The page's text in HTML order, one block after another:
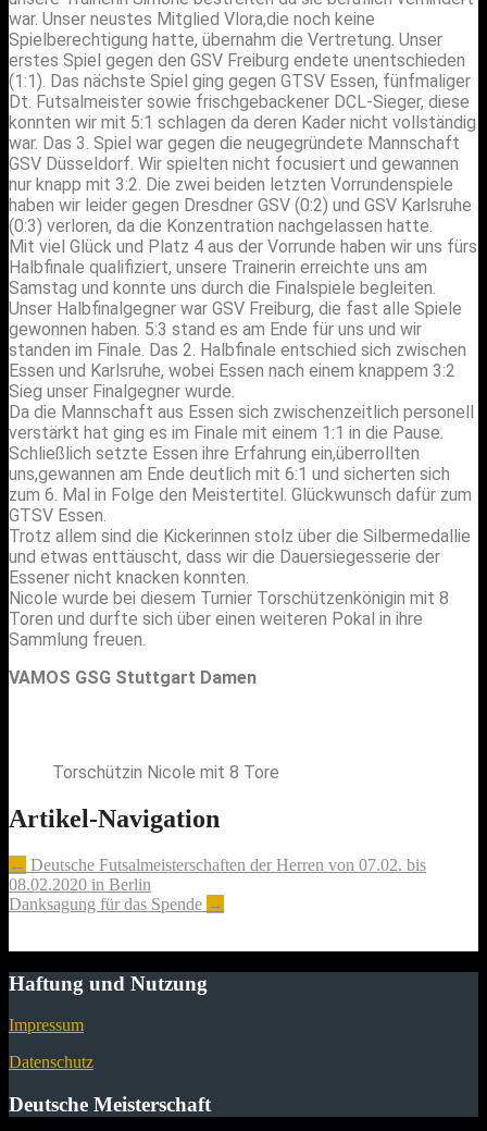
war. Unser neustes Mitglied Vlora,die noch keine
Spielberechtigung hatte, übernahm die Vertretung. Unser
erstes Spiel gegen den GSV Freiburg endete unentschieden
(1:1). Das nächste Spiel ging gegen GTSV Essen, fünfmaliger
Dt. Futsalmeister sowie frischgebackener DCL-Sieger, diese
konnten wir mit 5:1 schlagen da deren Kader nicht vollständig
war. Das 3. Spiel war gegen die neugegründete Mannschaft
GSV Düsseldorf. Wir spielten nicht focusiert und gewannen
nur knapp mit 3:2. Die zwei beiden letzten Vorrundenspiele
haben wir leider gegen Dresdner GSV (0:2) und GSV Karlsruhe
(0:3) verloren, da die Konzentration nachgelassen hatte.
Mit viel Glück und Platz 4 aus der Vorrunde haben wir uns fürs
Halbfinale qualifiziert, unsere Trainerin erreichte uns am
Samstag und konnte uns durch die Finalspiele begleiten.
Unser Halbfinalgegner war GSV Freiburg, die fast alle Spiele
gewonnen haben. 5:3 stand es am Ende für uns und wir
standen im Finale. Das 2. Halbfinale entschied sich zwischen
Essen und Karlsruhe, wobei Essen nach einem knappem 3:2
Sieg unser Finalgegner wurde.
Da die Mannschaft aus Essen sich zwischenzeitlich personell
verstärkt hat ging es im Finale mit einem 1:1 in die Pause.
Schließlich setzte Essen ihre Erfahrung ein,überrollten
uns,gewannen am Ende deutlich mit 6:1 und sicherten sich
zum 6. Mal in Folge den Meistertitel. Glückwunsch dafür zum
GTSV Essen.
Trotz allem sind die Kickerinnen stolz über die Silbermedallie
und etwas enttäuscht, dass wir die Dauersiegesserie der
Essener nicht knacken konnten.
Nicole wurde bei diesem Turnier Torschützenkönigin mit 8
Toren und durfte sich über einen weiteren Pokal in ihre
Sammlung freuen.
VAMOS GSG Stuttgart Damen
Torschützin Nicole mit 8 Tore
Artikel-Navigation
← Deutsche Futsalmeisterschaften der Herren von 07.02. bis
08.02.2020 in Berlin
Danksagung für das Spende →
Haftung und Nutzung
Impressum
Datenschutz
Deutsche Meisterschaft